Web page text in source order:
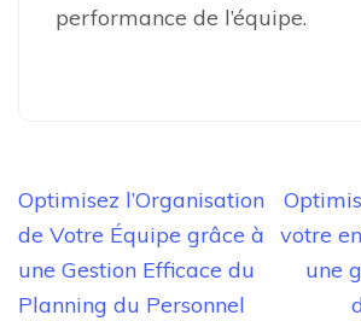
performance de l’équipe.
Navigation
de
l’article
Optimisez l’Organisation
de Votre Équipe grâce à
une Gestion Efficace du
Planning du Personnel
votre
une